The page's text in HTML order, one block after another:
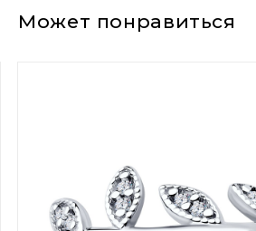
Может понравиться